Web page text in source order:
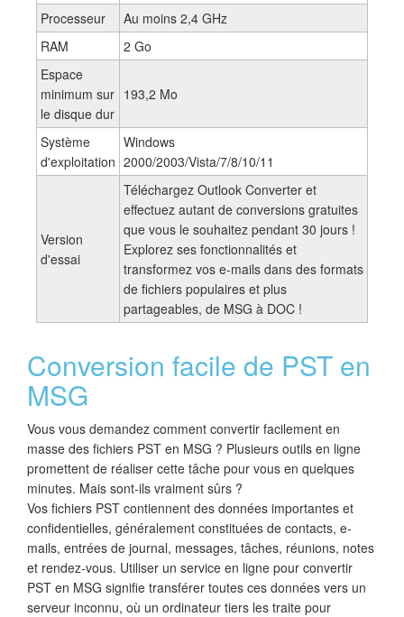
Processeur
Au moins 2,4 GHz
RAM
2 Go
Espace
minimum sur
le disque dur
193,2 Mo
Système
d'exploitation
Windows
2000/2003/Vista/7/8/10/11
Version
d'essai
Téléchargez Outlook Converter et
effectuez autant de conversions gratuites
que vous le souhaitez pendant 30 jours !
Explorez ses fonctionnalités et
transformez vos e-mails dans des formats
de fichiers populaires et plus
partageables, de MSG à DOC !
Conversion facile de PST en
MSG
Vous vous demandez comment convertir facilement en
masse des fichiers PST en MSG ? Plusieurs outils en ligne
promettent de réaliser cette tâche pour vous en quelques
minutes. Mais sont-ils vraiment sûrs ?
Vos fichiers PST contiennent des données importantes et
confidentielles, généralement constituées de contacts, e-
mails, entrées de journal, messages, tâches, réunions, notes
et rendez-vous. Utiliser un service en ligne pour convertir
PST en MSG signifie transférer toutes ces données vers un
serveur inconnu, où un ordinateur tiers les traite pour